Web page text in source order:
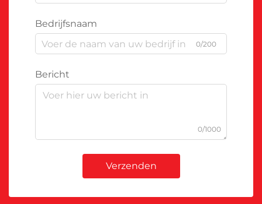
Bedrijfsnaam
0/200
Bericht
0/1000
Verzenden